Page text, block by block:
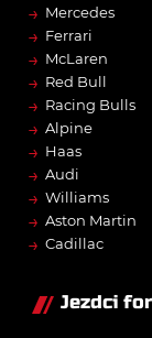
→ Mercedes
→ Ferrari
→ McLaren
→ Red Bull
→ Racing Bulls
→ Alpine
→ Haas
→ Audi
→ Williams
→ Aston Martin
→ Cadillac
Jezdci